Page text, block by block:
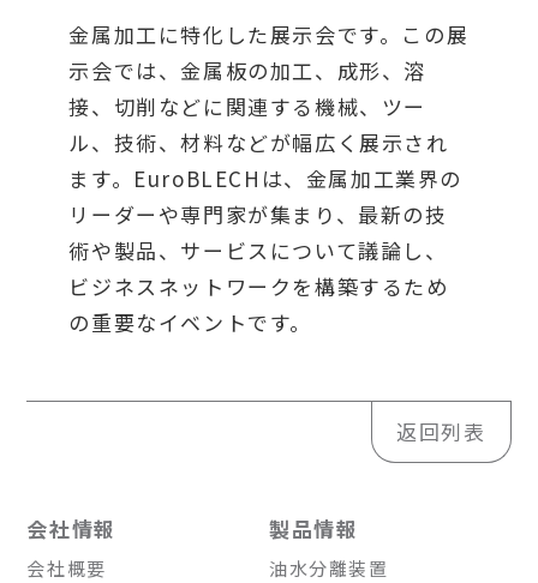
金属加工に特化した展示会です。この展
示会では、金属板の加工、成形、溶
接、切削などに関連する機械、ツー
ル、技術、材料などが幅広く展示され
ます。EuroBLECHは、金属加工業界の
リーダーや専門家が集まり、最新の技
術や製品、サービスについて議論し、
ビジネスネットワークを構築するため
の重要なイベントです。
返回列表
会社情報
会社概要
製品情報
油水分離装置